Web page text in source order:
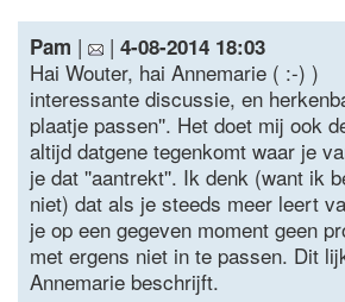
Pam | | 4-08-2014 18:03
Hai Wouter, hai Annemarie ( :-) )
interessante discussie, en
plaatje passen''. Het doet mij ook
altijd datgene tegenkomt waar je
je dat ''aantrekt''. Ik denk (want ik
niet) dat als je steeds meer leert
je op een gegeven moment geen
met ergens niet in te passen. Dit
Annemarie beschrijft.